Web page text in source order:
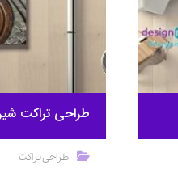
طراحی تراکت
طراحی تراکت